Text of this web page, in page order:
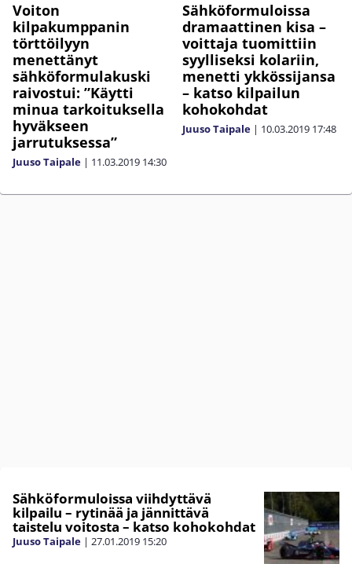
Voiton
kilpakumppanin
törttöilyyn
menettänyt
sähköformulakuski
raivostui: ”Käytti
minua tarkoituksella
hyväkseen
jarrutuksessa”
Juuso Taipale | 11.03.2019 14:30
Sähköformuloissa
dramaattinen kisa –
voittaja tuomittiin
syylliseksi kolariin,
menetti ykkössijansa
– katso kilpailun
kohokohdat
Juuso Taipale | 10.03.2019 17:48
Sähköformuloissa viihdyttävä
kilpailu – rytinää ja jännittävä
taistelu voitosta – katso kohokohdat
Juuso Taipale | 27.01.2019 15:20